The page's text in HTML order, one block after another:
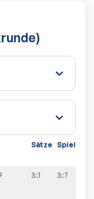
Sätze Spiele
3:1 3:7